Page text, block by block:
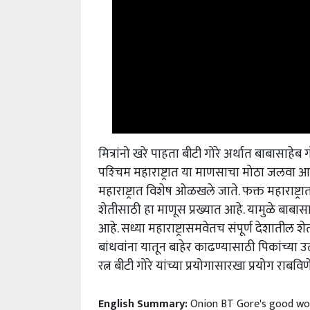
मित्रांनो खरे पाहता बीटी गोरे अर्थात
पश्‍चिम महाराष्ट्रात या माणसाचा मोठा जलवा
महाराष्ट्रात विशेष ओळखले जाते. फक्त
शेतीसाठी हा माणूस प्रख्यात आहे. यामुळे
आहे. सध्या महाराष्ट्रासमवेतच संपूर्ण
बांधवांना यातून बाहेर काढण्यासाठी पिकांच्या
रत्न बीटी गोरे यांच्या प्रयोगासारखा प्रयोग
English Summary: Onion BT Gore's good